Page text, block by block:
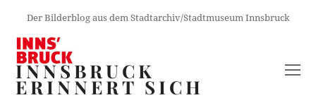
Der Bilderblog aus dem Stadtarchiv/Stadtmuseum Innsbruck
INNSBRUCK
ERINNERT SICH